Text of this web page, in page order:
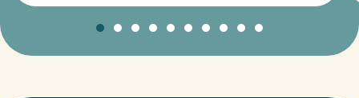
разделить на три группы:
1. процентный доход;
3. прочие виды (доходы от операций на рынке в виде